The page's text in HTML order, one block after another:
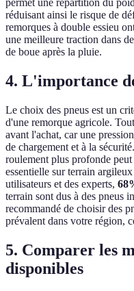
permet une répartition du
réduisant ainsi le risque de
remorques à double essieu
une meilleure traction dans
de boue après la pluie.
4. L'importance
Le choix des pneus est un
d'une remorque agricole.
avant l'achat, car une
de chargement et à la
roulement plus profonde
essentielle sur terrain
utilisateurs et des experts,
terrain sont dus à des pneus
recommandé de choisir des
prévalent dans votre région,
5. Comparer les
disponibles